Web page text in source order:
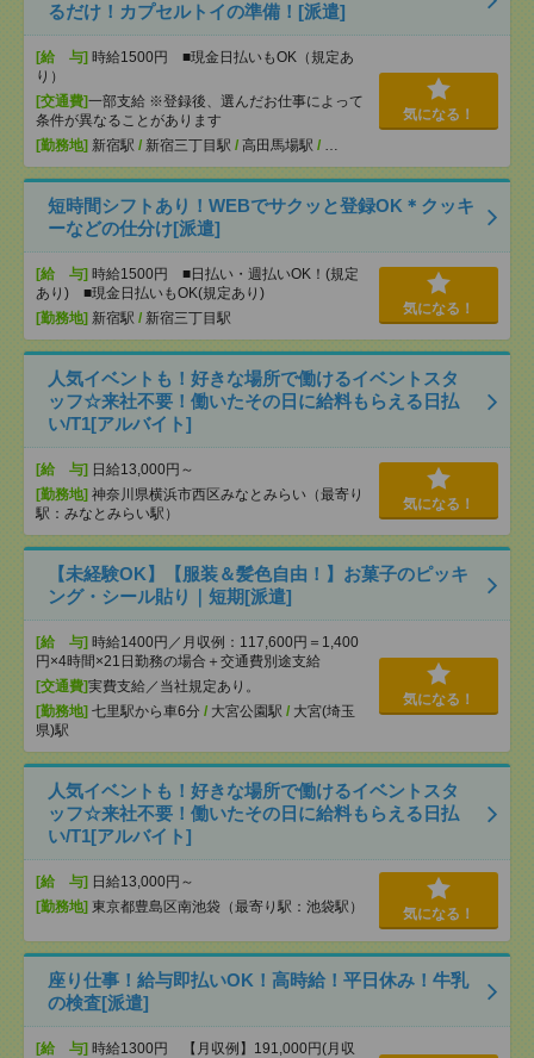
るだけ！カプセルトイの準備！[派遣]
[給 与] 時給1500円 ■現金日払いもOK（規定あ
り）
[交通費]一部支給 ※登録後、選んだお仕事によって
条件が異なることがあります
[勤務地] 新宿駅 / 新宿三丁目駅 / 高田馬場駅 / …
気になる！
短時間シフトあり！WEBでサクッと登録OK＊クッキ
ーなどの仕分け[派遣]
[給 与] 時給1500円 ■日払い・週払いOK！(規定
あり) ■現金日払いもOK(規定あり)
[勤務地] 新宿駅 / 新宿三丁目駅
気になる！
人気イベントも！好きな場所で働けるイベントスタ
ッフ☆来社不要！働いたその日に給料もらえる日払
い/T1[アルバイト]
[給 与] 日給13,000円～
[勤務地] 神奈川県横浜市西区みなとみらい（最寄り
駅：みなとみらい駅）
気になる！
【未経験OK】【服装＆髪色自由！】お菓子のピッキ
ング・シール貼り｜短期[派遣]
[給 与] 時給1400円／月収例：117,600円＝1,400
円×4時間×21日勤務の場合＋交通費別途支給
[交通費]実費支給／当社規定あり。
[勤務地] 七里駅から車6分 / 大宮公園駅 / 大宮(埼玉
県)駅
気になる！
人気イベントも！好きな場所で働けるイベントスタ
ッフ☆来社不要！働いたその日に給料もらえる日払
い/T1[アルバイト]
[給 与] 日給13,000円～
[勤務地] 東京都豊島区南池袋（最寄り駅：池袋駅） 気になる！
座り仕事！給与即払いOK！高時給！平日休み！牛乳
の検査[派遣]
[給 与] 時給1300円 【月収例】191,000円(月収